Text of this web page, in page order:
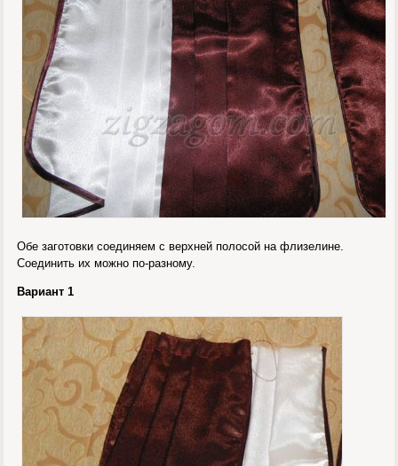
Обе заготовки соединяем с верхней полосой на флизелине.
Соединить их можно по-разному.
Вариант 1